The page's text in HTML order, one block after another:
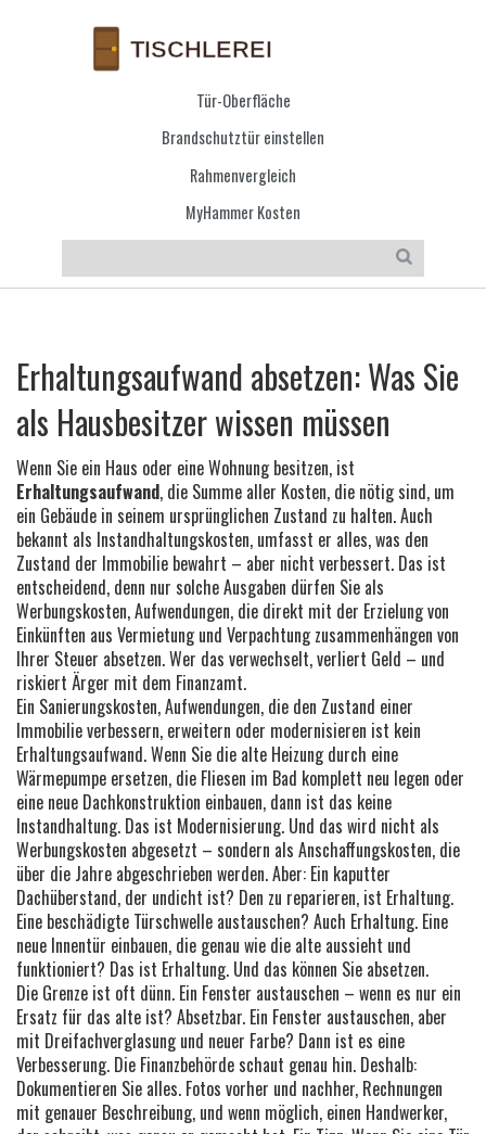
Tür-Oberfläche
Brandschutztür einstellen
Rahmenvergleich
MyHammer Kosten
Erhaltungsaufwand absetzen: Was Sie
als Hausbesitzer wissen müssen
Wenn Sie ein Haus oder eine Wohnung besitzen, ist
Erhaltungsaufwand, die Summe aller Kosten, die nötig sind, um
ein Gebäude in seinem ursprünglichen Zustand zu halten. Auch
bekannt als Instandhaltungskosten, umfasst er alles, was den
Zustand der Immobilie bewahrt – aber nicht verbessert. Das ist
entscheidend, denn nur solche Ausgaben dürfen Sie als
Werbungskosten,Aufwendungen, die direkt mit der Erzielung von
Einkünften aus Vermietung und Verpachtung zusammenhängen von
Ihrer Steuer absetzen. Wer das verwechselt, verliert Geld – und
riskiert Ärger mit dem Finanzamt.
Ein Sanierungskosten,Aufwendungen, die den Zustand einer
Immobilie verbessern, erweitern oder modernisieren ist kein
Erhaltungsaufwand. Wenn Sie die alte Heizung durch eine
Wärmepumpe ersetzen, die Fliesen im Bad komplett neu legen oder
eine neue Dachkonstruktion einbauen, dann ist das keine
Instandhaltung. Das ist Modernisierung. Und das wird nicht als
Werbungskosten abgesetzt – sondern als Anschaffungskosten, die
über die Jahre abgeschrieben werden. Aber: Ein kaputter
Dachüberstand, der undicht ist? Den zu reparieren, ist Erhaltung.
Eine beschädigte Türschwelle austauschen? Auch Erhaltung. Eine
neue Innentür einbauen, die genau wie die alte aussieht und
funktioniert? Das ist Erhaltung. Und das können Sie absetzen.
Die Grenze ist oft dünn. Ein Fenster austauschen – wenn es nur ein
Ersatz für das alte ist? Absetzbar. Ein Fenster austauschen, aber
mit Dreifachverglasung und neuer Farbe? Dann ist es eine
Verbesserung. Die Finanzbehörde schaut genau hin. Deshalb:
Dokumentieren Sie alles. Fotos vorher und nachher, Rechnungen
mit genauer Beschreibung, und wenn möglich, einen Handwerker,